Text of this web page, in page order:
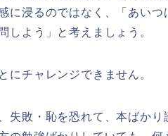
に浸るのではなく、「あいつ
しよう」と考えましょう。
にチャレンジできません。
失敗・恥を恐れて、本ばかり